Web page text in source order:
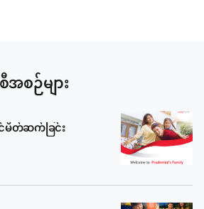
စဉ်များ
မိတ်ဆက်ခြင်း